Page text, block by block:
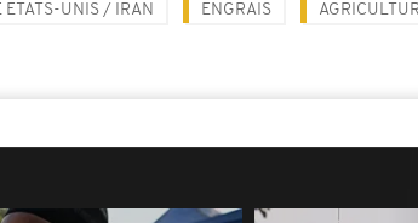
ETATS-UNIS / IRAN ENGRAIS